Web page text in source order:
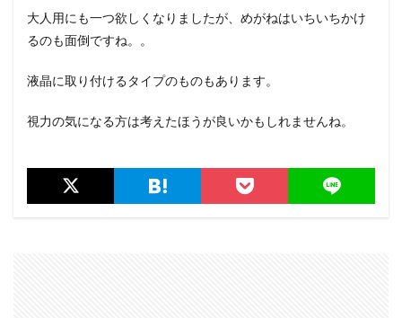
大人用にも一つ欲しくなりましたが、めがねはいちいちかけ
るのも面倒ですね。。
液晶に取り付けるタイプのものもあります。
視力の気になる方は考えたほうが良いかもしれませんね。